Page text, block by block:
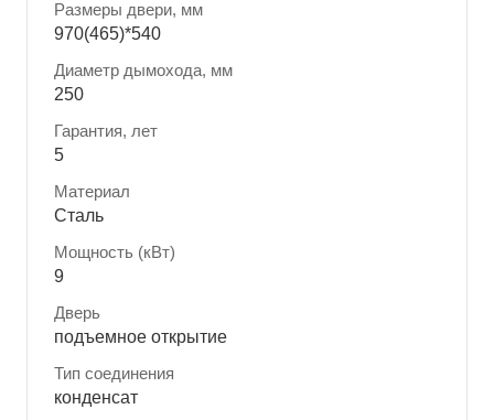
Размеры двери, мм
970(465)*540
Диаметр дымохода, мм
250
Гарантия, лет
5
Материал
Сталь
Мощность (кВт)
9
Дверь
подъемное открытие
Тип соединения
конденсат